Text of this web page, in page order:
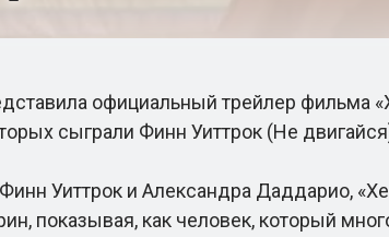
официальный трейлер фильма
сыграли Финн Уиттрок (Не
Уиттрок и Александра Даддарио,
показывая, как человек, который